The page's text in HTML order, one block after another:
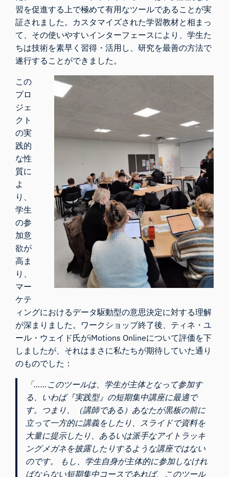
習を促進する上で極めて有用なツールであることが実
証されました。カスタマイズされた学習教材と相まっ
て、その使いやすいインターフェースにより、学生た
ちは技術を素早く習得・活用し、研究を最善の方法で
遂行することができました。
この
プロ
ジェ
クト
の実
践的
な性
質に
よ
り、
学生
の参
加意
欲が
高ま
り、
マー
ケテ
ィングにおけるデータ駆動型の意思決定に対する理解
が深まりました。ワークショップ終了後、ティネ・ユ
ール・ウェイド氏がiMotions Onlineについて評価を下
しましたが、それはまさに私たちが期待していた通り
のものでした：
「……このツールは、学生が主体となって参加す
る、いわば『実践型』の短期集中講座に最適で
す。つまり、（講師である）あなたが黒板の前に
立って一方的に講義をしたり、スライドで資料を
大量に提示したり、あるいは派手なアイトラッキ
ングメガネを披露したりするような講座ではない
のです。 もし、学生自身が主体的に参加しなけれ
ばならない短期集中コースであれば、このツール